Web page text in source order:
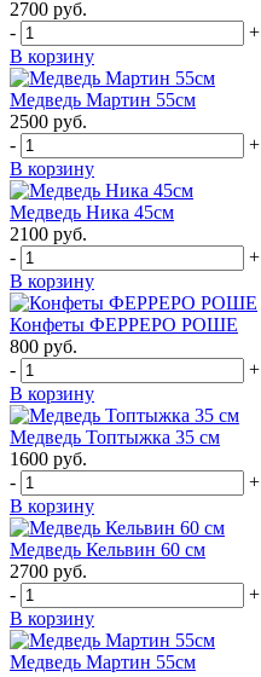
2700 руб.
-
+
В корзину
Медведь Мартин 55см
2500 руб.
-
+
В корзину
Медведь Ника 45см
2100 руб.
-
+
В корзину
Конфеты ФЕРРЕРО РОШЕ
800 руб.
-
+
В корзину
Медведь Топтыжка 35 см
1600 руб.
-
+
В корзину
Медведь Кельвин 60 см
2700 руб.
-
+
В корзину
Медведь Мартин 55см